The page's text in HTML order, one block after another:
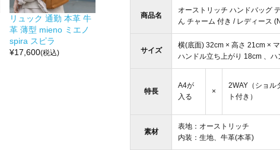
リュック 通勤 本革 牛
革 薄型 mieno ミエノ
spira スピラ
¥17,600(税込)
商品名
オーストリッチ ハンドバッグ
ん チャーム 付き / レディース
サイズ
横(底面) 32cm × 高さ 21cm ×
ハンドル立ち上がり 18cm 、
特長
A4が
入る
×
2WAY（ショル
ト付き）
素材
表地：オーストリッチ
内装：生地、牛革(本革)